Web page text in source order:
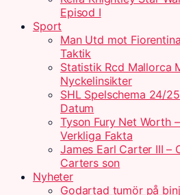
Episod I
Sport
Man Utd mot
Taktik
Statistik Rcd Mallorca
Nyckelinsikter
SHL Spelschema 24/
Datum
Tyson Fury Net Worth
Verkliga Fakta
James Earl Carter III –
Carters son
Nyheter
Godartad tumör på